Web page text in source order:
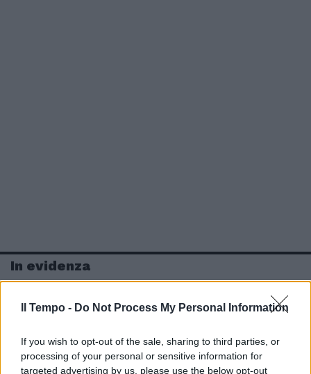
Il Tempo - Do Not Process My Personal Information
If you wish to opt-out of the sale, sharing to third parties, or
processing of your personal or sensitive information for
targeted advertising by us, please use the below opt-out
In evidenza